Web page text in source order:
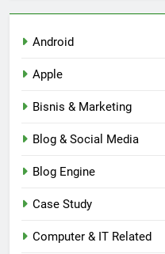
Android
Apple
Bisnis & Marketing
Blog & Social Media
Blog Engine
Case Study
Computer & IT Related